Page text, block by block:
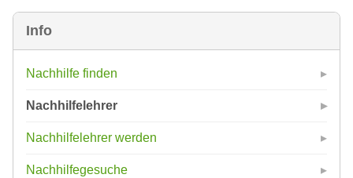
Info
Nachhilfe finden
Nachhilfelehrer
Nachhilfelehrer werden
Nachhilfegesuche